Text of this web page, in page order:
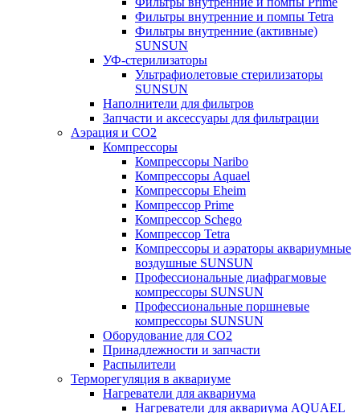
Фильтры внутренние и помпы Tetra
Фильтры внутренние (активные)
SUNSUN
УФ-стерилизаторы
Ультрафиолетовые стерилизаторы
SUNSUN
Наполнители для фильтров
Запчасти и аксессуары для фильтрации
Аэрация и CO2
Компрессоры
Компрессоры Naribo
Компрессоры Aquael
Компрессоры Eheim
Компрессор Prime
Компрессор Schego
Компрессор Tetra
Компрессоры и аэраторы аквариумные
воздушные SUNSUN
Профессиональные диафрагмовые
компрессоры SUNSUN
Профессиональные поршневые
компрессоры SUNSUN
Оборудование для CO2
Принадлежности и запчасти
Распылители
Терморегуляция в аквариуме
Нагреватели для аквариума
Нагреватели для аквариума AQUAEL